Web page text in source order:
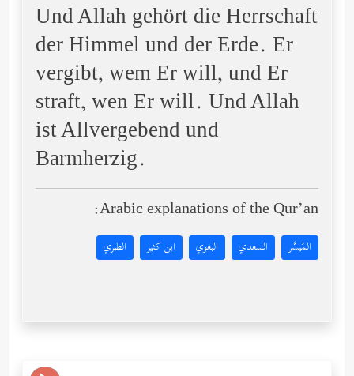
Und Allah gehört die Herrschaft
der Himmel und der Erde. Er
vergibt, wem Er will, und Er
straft, wen Er will. Und Allah
ist Allvergebend und
Barmherzig.
Arabic explanations of the Qur’an:
المُيسَّر السعدي البغوي ابن كثير الطبري